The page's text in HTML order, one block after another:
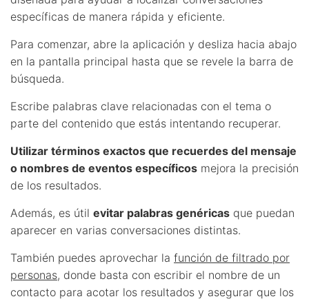
específicas de manera rápida y eficiente.
Para comenzar, abre la aplicación y desliza hacia abajo
en la pantalla principal hasta que se revele la barra de
búsqueda.
Escribe palabras clave relacionadas con el tema o
parte del contenido que estás intentando recuperar.
Utilizar términos exactos que recuerdes del mensaje
o nombres de eventos específicos mejora la precisión
de los resultados.
Además, es útil evitar palabras genéricas que puedan
aparecer en varias conversaciones distintas.
También puedes aprovechar la función de filtrado por
personas, donde basta con escribir el nombre de un
contacto para acotar los resultados y asegurar que los